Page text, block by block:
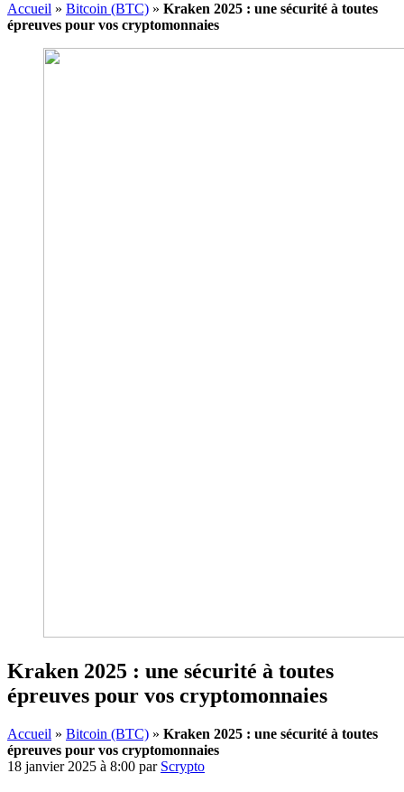
Accueil » Bitcoin (BTC) » Kraken 2025 : une sécurité à toutes
épreuves pour vos cryptomonnaies
Kraken 2025 : une sécurité à toutes
épreuves pour vos cryptomonnaies
Accueil » Bitcoin (BTC) » Kraken 2025 : une sécurité à toutes
épreuves pour vos cryptomonnaies
18 janvier 2025 à 8:00 par Scrypto